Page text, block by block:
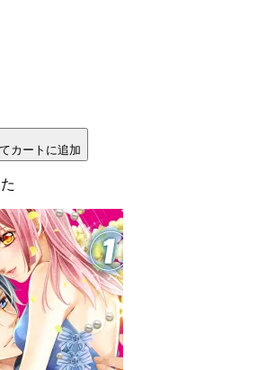
カートに追加